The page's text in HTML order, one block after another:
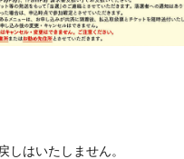
しはいたしません。